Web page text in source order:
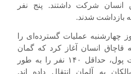
انسان شرکت داشتند. پنج نفر
بازداشت شدند.
چهارشنبه عملیات گسترده‌ای را
قاچاق انسان آغاز کرد که گمان
می‌رود در ازای دریافت پول، حداقل ۱۴۰ نفر را به طور
به آلمان انتقال داده اند.